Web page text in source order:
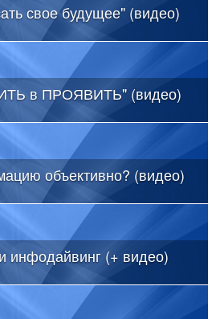
свое будущее" (видео)
в ПРОЯВИТЬ" (видео)
объективно? (видео)
инфодайвинг (+ видео)